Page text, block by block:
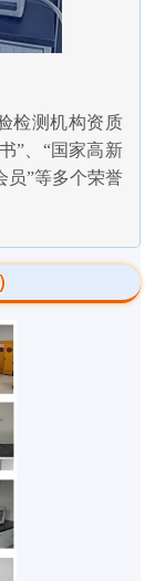
检测机构资质
”、“国家高新
员”等多个荣誉